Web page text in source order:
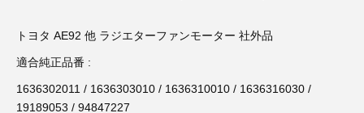
ホイールロック取り外しツール（6）
3D プリンターペン（8）
ライト関連（6）
トヨタ AE92 他 ラジエターファンモーター 社外品
適合純正品番 :
1636302011 / 1636303010 / 1636310010 / 1636316030 /
19189053 / 94847227